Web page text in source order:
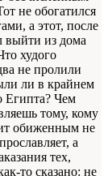
не обогатился
а этот, после
выйти из дома
худого
не пролили
ли в крайнем
Египта? Чем
тому, кому
обиженным не
а
тех,
то сказано: не